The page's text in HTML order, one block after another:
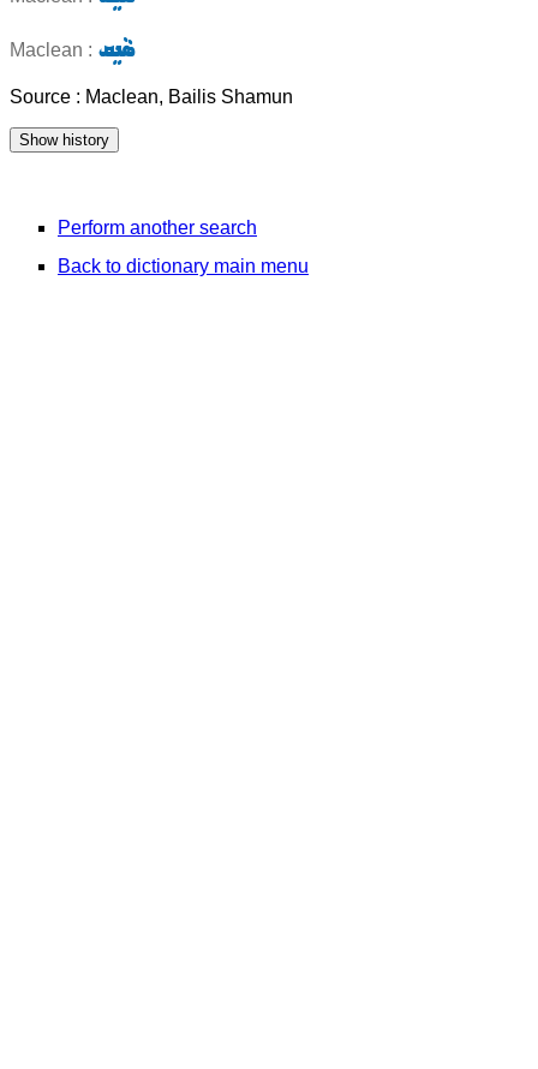
Maclean : ܣܵܢܸܩ
Source : Maclean, Bailis Shamun
Perform another search
Back to dictionary main menu